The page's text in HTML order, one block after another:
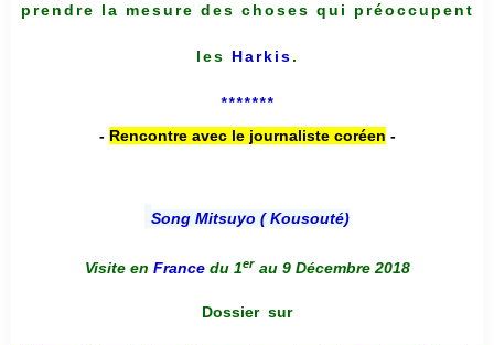
prendre la mesure des choses qui préoccupent
les Harkis.
*******
- Rencontre avec le journaliste coréen -
Song Mitsuyo ( Kousouté)
Visite en France du 1er au 9 Décembre 2018
Dossier sur